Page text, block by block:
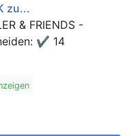
zu...
& FRIENDS -
✔ 14